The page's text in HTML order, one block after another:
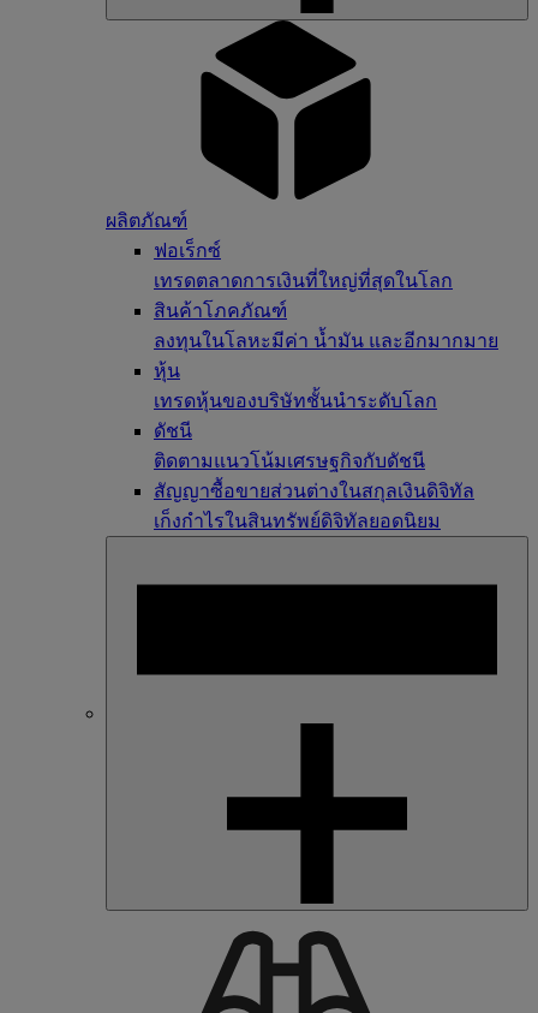
ผลิตภัณฑ์
ฟอเร็กซ์
เทรดตลาดการเงินที่ใหญ่ที่สุดในโลก
สินค้าโภคภัณฑ์
ลงทุนในโลหะมีค่า น้ำมัน และอีกมากมาย
หุ้น
เทรดหุ้นของบริษัทชั้นนำระดับโลก
ดัชนี
ติดตามแนวโน้มเศรษฐกิจกับดัชนี
สัญญาซื้อขายส่วนต่างในสกุลเงินดิจิทัล
เก็งกำไรในสินทรัพย์ดิจิทัลยอดนิยม